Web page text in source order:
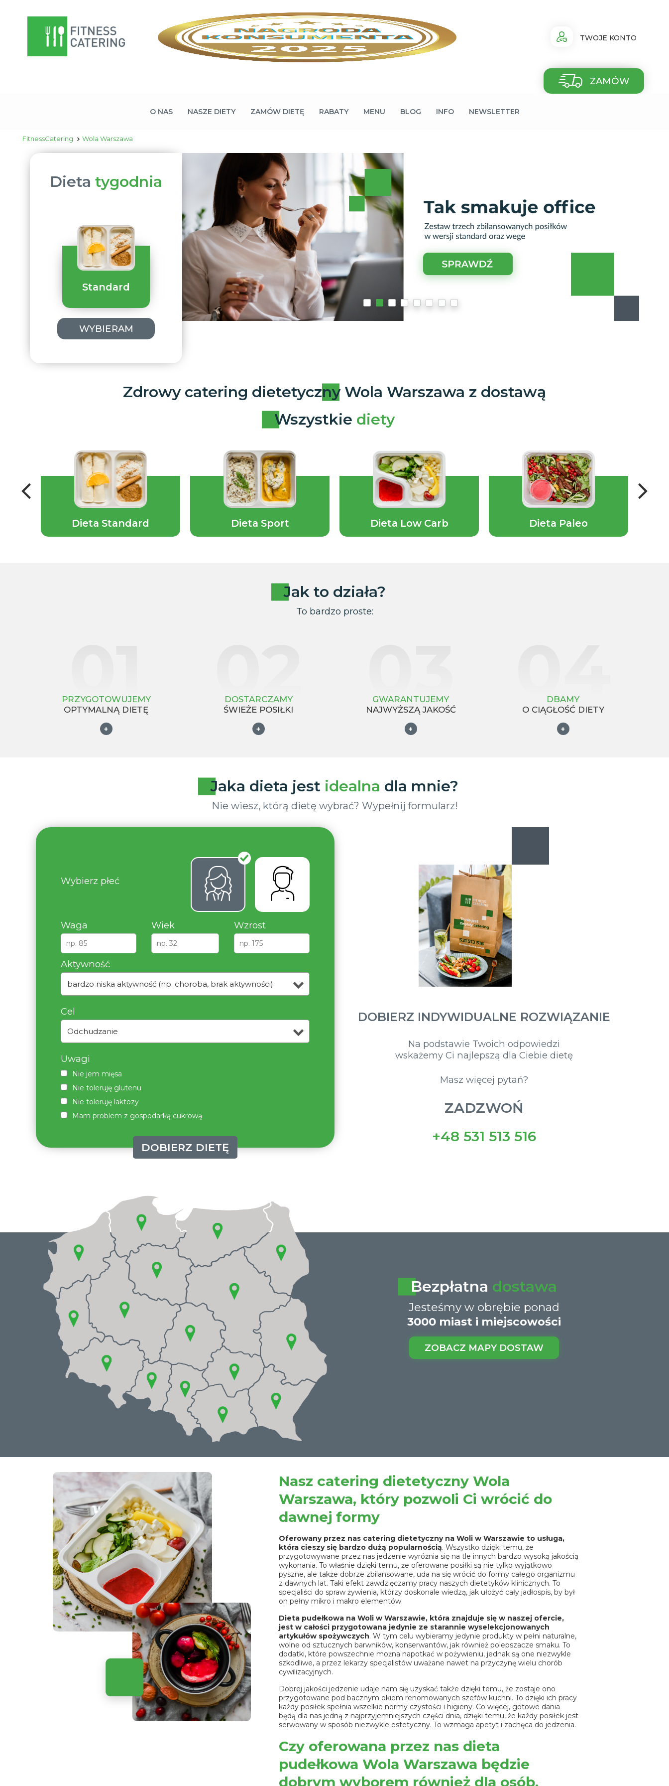
TWOJE KONTO
ZAMÓW
O NAS NASZE DIETY ZAMÓW DIETĘ RABATY MENU BLOG INFO NEWSLETTER
FitnessCatering Wola Warszawa
Dieta tygodnia
Standard
WYBIERAM
Zdrowy catering dietetyczny Wola Warszawa z dostawą
Wszystkie diety
Dieta Standard Dieta Sport Dieta Low Carb Dieta Paleo
Jak to działa?
To bardzo proste:
PRZYGOTOWUJEMY
OPTYMALNĄ DIETĘ
+
DOSTARCZAMY
ŚWIEŻE POSIŁKI
+
GWARANTUJEMY
NAJWYŻSZĄ JAKOŚĆ
+
DBAMY
O CIĄGŁOŚĆ DIETY
+
Jaka dieta jest idealna dla mnie?
Nie wiesz, którą dietę wybrać? Wypełnij formularz!
Wybierz płeć
Waga Wiek Wzrost
Aktywność
bardzo niska aktywność (np. choroba, brak aktywności)
Cel
Odchudzanie
Uwagi
Nie jem mięsa
Nie toleruję glutenu
Nie toleruję laktozy
Mam problem z gospodarką cukrową
DOBIERZ DIETĘ
DOBIERZ INDYWIDUALNE ROZWIĄZANIE
Na podstawie Twoich odpowiedzi
wskażemy Ci najlepszą dla Ciebie dietę
Masz więcej pytań?
ZADZWOŃ
+48 531 513 516
Bezpłatna dostawa
Jesteśmy w obrębie ponad
3000 miast i miejscowości
ZOBACZ MAPY DOSTAW
Nasz catering dietetyczny Wola
Warszawa, który pozwoli Ci wrócić do
dawnej formy
Oferowany przez nas catering dietetyczny na Woli w Warszawie to usługa,
która cieszy się bardzo dużą popularnością. Wszystko dzięki temu, że
przygotowywane przez nas jedzenie wyróżnia się na tle innych bardzo wysoką jakością
wykonania. To właśnie dzięki temu, że oferowane posiłki są nie tylko wyjątkowo
pyszne, ale także dobrze zbilansowane, uda na się wrócić do formy całego organizmu
z dawnych lat. Taki efekt zawdzięczamy pracy naszych dietetyków klinicznych. To
specjaliści do spraw żywienia, którzy doskonale wiedzą, jak ułożyć cały jadłospis, by był
on pełny mikro i makro elementów.
Dieta pudełkowa na Woli w Warszawie, która znajduje się w naszej ofercie,
jest w całości przygotowana jedynie ze starannie wyselekcjonowanych
artykułów spożywczych. W tym celu wybieramy jedynie produkty w pełni naturalne,
wolne od sztucznych barwników, konserwantów, jak również polepszacze smaku. To
dodatki, które powszechnie można napotkać w pożywieniu, jednak są one niezwykle
szkodliwe, a przez lekarzy specjalistów uważane nawet na przyczynę wielu chorób
cywilizacyjnych.
Dobrej jakości jedzenie udaje nam się uzyskać także dzięki temu, że zostaje ono
przygotowane pod bacznym okiem renomowanych szefów kuchni. To dzięki ich pracy
każdy posiłek spełnia wszelkie normy czystości i higieny. Co więcej, gotowe dania
będą dla nas jedną z najprzyjemniejszych części dnia, dzięki temu, że każdy posiłek jest
serwowany w sposób niezwykle estetyczny. To wzmaga apetyt i zachęca do jedzenia.
Czy oferowana przez nas dieta
pudełkowa Wola Warszawa będzie
dobrym wyborem również dla osób,